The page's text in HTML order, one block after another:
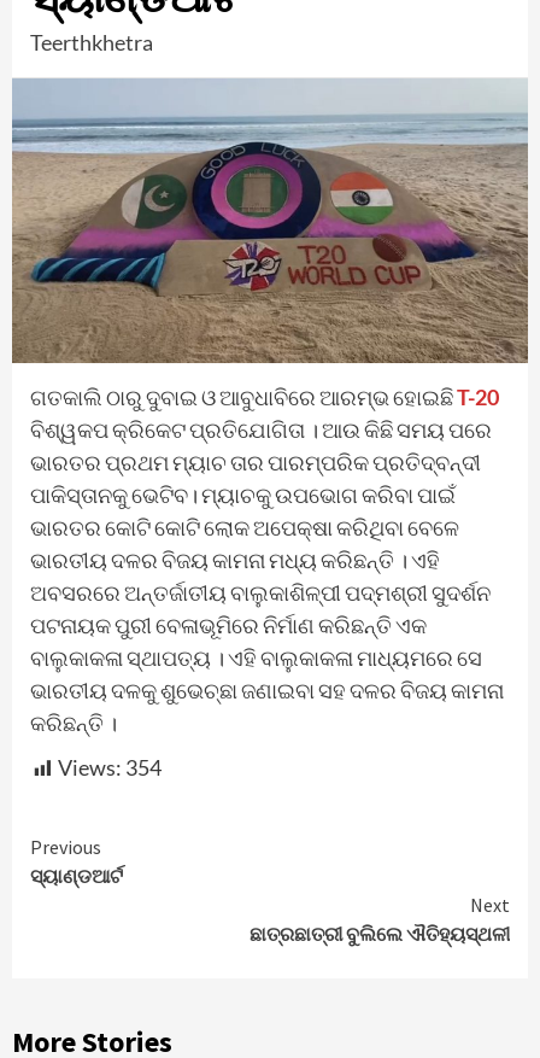
Teerthkhetra
ଗତକାଲି ଠାରୁ ଦୁବାଇ ଓ ଆବୁଧାବିରେ ଆରମ୍ଭ ହୋଇଛିT-20
ବିଶ୍ୱକପ କ୍ରିକେଟ ପ୍ରତିଯୋଗିତା । ଆଉ କିଛି ସମୟ ପରେ
ଭାରତର ପ୍ରଥମ ମ୍ୟାଚ ତାର ପାରମ୍ପରିକ ପ୍ରତିଦ୍ବନ୍ଦୀ
ପାକିସ୍ତାନକୁ ଭେଟିବ। ମ୍ୟାଚକୁ ଉପଭୋଗ କରିବା ପାଇଁ
ଭାରତର କୋଟି କୋଟି ଲୋକ ଅପେକ୍ଷା କରିଥିବା ବେଳେ
ଭାରତୀୟ ଦଳର ବିଜୟ କାମନା ମଧ୍ୟ କରିଛନ୍ତି । ଏହି
ଅବସରରେ ଅନ୍ତର୍ଜାତୀୟ ବାଲୁକାଶିଳ୍ପୀ ପଦ୍ମଶ୍ରୀ ସୁଦର୍ଶନ
ପଟନାୟକ ପୁରୀ ବେଳାଭୂମିରେ ନିର୍ମାଣ କରିଛନ୍ତି ଏକ
ବାଲୁକାକଳା ସ୍ଥାପତ୍ୟ । ଏହି ବାଲୁକାକଳା ମାଧ୍ୟମରେ ସେ
ଭାରତୀୟ ଦଳକୁ ଶୁଭେଚ୍ଛା ଜଣାଇବା ସହ ଦଳର ବିଜୟ କାମନା
କରିଛନ୍ତି ।
Views: 354
Continue
Reading
Previous
ସ୍ୟାଣ୍ଡଆର୍ଟ
Next
ଛାତ୍ରଛାତ୍ରୀ ବୁଲିଲେ ଐତିହ୍ୟସ୍ଥଳୀ
More Stories